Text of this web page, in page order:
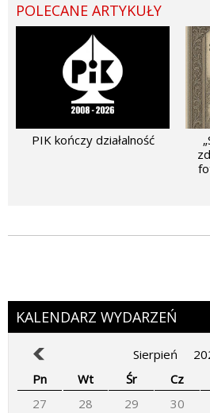
POLECANE ARTYKUŁY
PIK kończy działalność
KALENDARZ WYDARZEŃ
Sierpień
Pn
Wt Śr Cz
27
28 29 30